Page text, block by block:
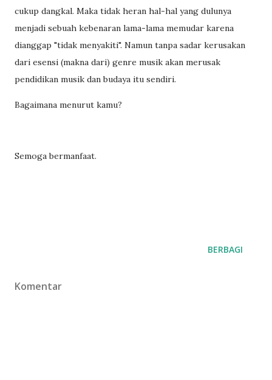
cukup dangkal. Maka tidak heran hal-hal yang dulunya
menjadi sebuah kebenaran lama-lama memudar karena
dianggap "tidak menyakiti". Namun tanpa sadar kerusakan
dari esensi (makna dari) genre musik akan merusak
pendidikan musik dan budaya itu sendiri.
Bagaimana menurut kamu?
Semoga bermanfaat.
BERBAGI
Komentar